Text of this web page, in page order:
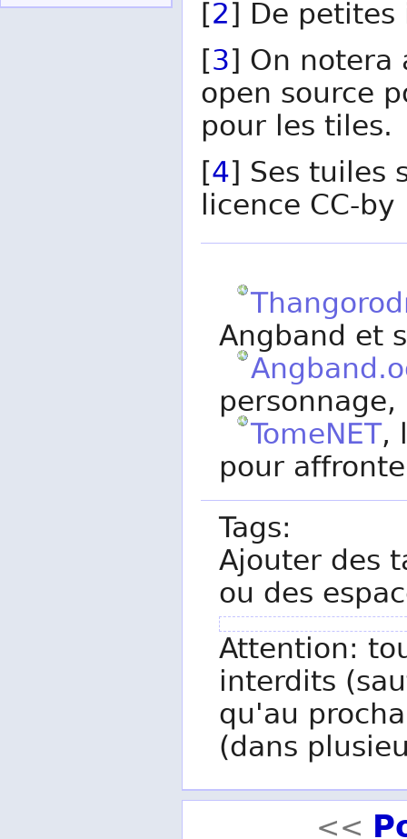
[2] De
[3] On notera
open source
pour les tiles.
[4] Ses tuiles
licence CC-by
Angband et
TomeNET,
pour
Tags:
Ajouter des
ou des
Attention:
interdits
qu'au
(dans